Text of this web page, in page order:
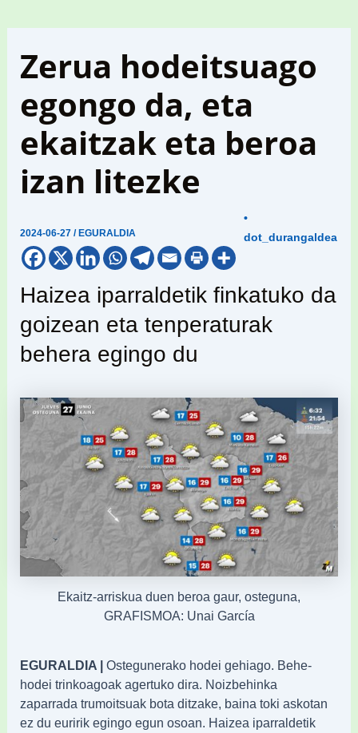
Zerua hodeitsuago
egongo da, eta
ekaitzak eta beroa
izan litezke
2024-06-27/ EGURALDIA
•
dot_durangaldea
Haizea iparraldetik finkatuko da
goizean eta tenperaturak
behera egingo du
Ekaitz-arriskua duen beroa gaur, osteguna,
GRAFISMOA: Unai García
EGURALDIA | Ostegunerako hodei gehiago. Behe-
hodei trinkoagoak agertuko dira. Noizbehinka
zaparrada trumoitsuak bota ditzake, baina toki askotan
ez du euririk egingo egun osoan. Haizea iparraldetik